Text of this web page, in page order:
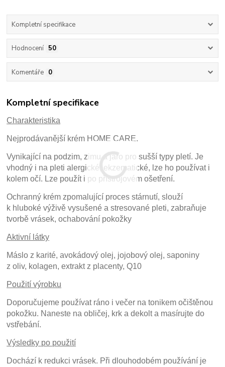
Kompletní specifikace
Hodnocení 50
Komentáře 0
Kompletní specifikace
Charakteristika
Nejprodávanější krém HOME CARE.
Vynikající na podzim, zimu a jaro pro sušší typy pletí. Je
vhodný i na pleti alergické, ekzematické, lze ho používat i
kolem očí. Lze použít i po přístrojovém ošetření.
Ochranný krém zpomalující proces stárnutí, slouží
k hluboké výživě vysušené a stresované pleti, zabraňuje
tvorbě vrásek, ochabování pokožky
Aktivní látky
Máslo z karité, avokádový olej, jojobový olej, saponiny
z oliv, kolagen, extrakt z placenty, Q10
Použití výrobku
Doporučujeme používat ráno i večer na tonikem očištěnou
pokožku. Naneste na obličej, krk a dekolt a masírujte do
vstřebání.
Výsledky po použití
Dochází k redukci vrásek. Při dlouhodobém používání je